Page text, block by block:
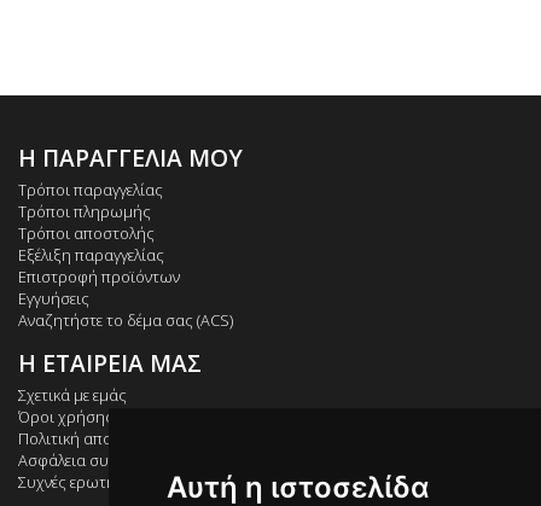
Η ΠΑΡΑΓΓΕΛΙΑ ΜΟΥ
Τρόποι παραγγελίας
Τρόποι πληρωμής
Τρόποι αποστολής
Εξέλιξη παραγγελίας
Επιστροφή προϊόντων
Εγγυήσεις
Αναζητήστε το δέμα σας (ACS)
Η ΕΤΑΙΡΕΙΑ ΜΑΣ
Σχετικά με εμάς
Όροι χρήσης
Πολιτική απορρήτου
Ασφάλεια συναλλαγών
Συχνές ερωτήσεις
Αυτή η ιστοσελίδα